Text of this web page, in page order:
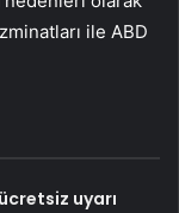
ile ABD
uyarı